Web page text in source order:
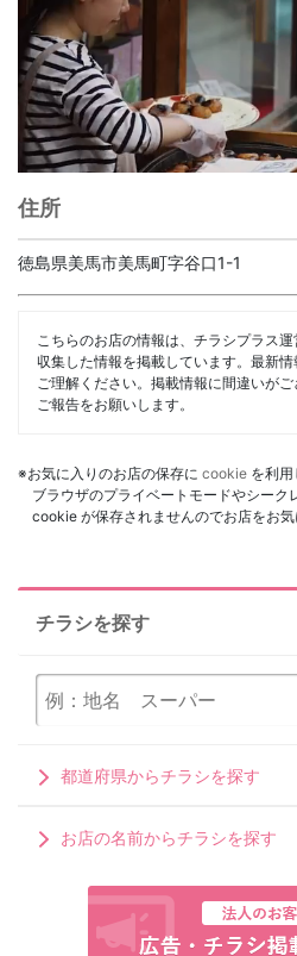
住所
徳島県美馬市美馬町字谷口1-1
こちらのお店の情報は、チラシプラス
収集した情報を掲載しています。最新
ご理解ください。掲載情報に間違いが
ご報告をお願いします。
※お気に入りのお店の保存に cookie を利用
ブラウザのプライベートモードやシーク
cookie が保存されませんのでお店をお気
チラシを探す
都道府県からチラシを探す
お店の名前からチラシを探す